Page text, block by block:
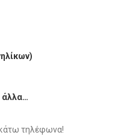
άλλα…
τηλέφωνα!